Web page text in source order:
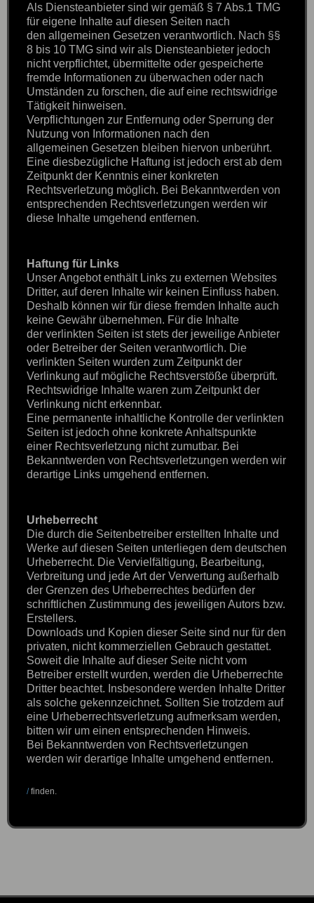
Als Diensteanbieter sind wir gemäß § 7 Abs.1 TMG
für eigene Inhalte auf diesen Seiten nach
den allgemeinen Gesetzen verantwortlich. Nach §§
8 bis 10 TMG sind wir als Diensteanbieter jedoch
nicht verpflichtet, übermittelte oder gespeicherte
fremde Informationen zu überwachen oder nach
Umständen zu forschen, die auf eine rechtswidrige
Tätigkeit hinweisen.
Verpflichtungen zur Entfernung oder Sperrung der
Nutzung von Informationen nach den
allgemeinen Gesetzen bleiben hiervon unberührt.
Eine diesbezügliche Haftung ist jedoch erst ab dem
Zeitpunkt der Kenntnis einer konkreten
Rechtsverletzung möglich. Bei Bekanntwerden von
entsprechenden Rechtsverletzungen werden wir
diese Inhalte umgehend entfernen.
Haftung für Links
Unser Angebot enthält Links zu externen Websites
Dritter, auf deren Inhalte wir keinen Einfluss haben.
Deshalb können wir für diese fremden Inhalte auch
keine Gewähr übernehmen. Für die Inhalte
der verlinkten Seiten ist stets der jeweilige Anbieter
oder Betreiber der Seiten verantwortlich. Die
verlinkten Seiten wurden zum Zeitpunkt der
Verlinkung auf mögliche Rechtsverstöße überprüft.
Rechtswidrige Inhalte waren zum Zeitpunkt der
Verlinkung nicht erkennbar.
Eine permanente inhaltliche Kontrolle der verlinkten
Seiten ist jedoch ohne konkrete Anhaltspunkte
einer Rechtsverletzung nicht zumutbar. Bei
Bekanntwerden von Rechtsverletzungen werden wir
derartige Links umgehend entfernen.
Urheberrecht
Die durch die Seitenbetreiber erstellten Inhalte und
Werke auf diesen Seiten unterliegen dem deutschen
Urheberrecht. Die Vervielfältigung, Bearbeitung,
Verbreitung und jede Art der Verwertung außerhalb
der Grenzen des Urheberrechtes bedürfen der
schriftlichen Zustimmung des jeweiligen Autors bzw.
Erstellers.
Downloads und Kopien dieser Seite sind nur für den
privaten, nicht kommerziellen Gebrauch gestattet.
Soweit die Inhalte auf dieser Seite nicht vom
Betreiber erstellt wurden, werden die Urheberrechte
Dritter beachtet. Insbesondere werden Inhalte Dritter
als solche gekennzeichnet. Sollten Sie trotzdem auf
eine Urheberrechtsverletzung aufmerksam werden,
bitten wir um einen entsprechenden Hinweis.
Bei Bekanntwerden von Rechtsverletzungen
werden wir derartige Inhalte umgehend entfernen.
/finden.